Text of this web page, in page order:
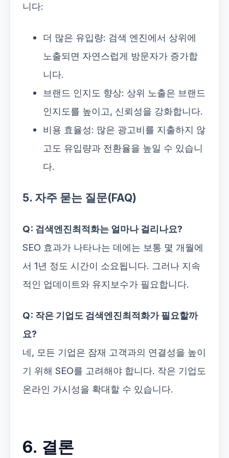
니다:
더 많은 유입량: 검색 엔진에서 상위에
노출되면 자연스럽게 방문자가 증가합
니다.
브랜드 인지도 향상: 상위 노출은 브랜드
인지도를 높이고, 신뢰성을 강화합니다.
비용 효율성: 많은 광고비를 지출하지 않
고도 유입량과 전환율을 높일 수 있습니
다.
5. 자주 묻는 질문(FAQ)
Q: 검색엔진최적화는 얼마나 걸리나요?
SEO 효과가 나타나는 데에는 보통 몇 개월에
서 1년 정도 시간이 소요됩니다. 그러나 지속
적인 업데이트와 유지보수가 필요합니다.
Q: 작은 기업도 검색엔진최적화가 필요할까
요?
네, 모든 기업은 잠재 고객과의 연결성을 높이
기 위해 SEO를 고려해야 합니다. 작은 기업도
온라인 가시성을 확대할 수 있습니다.
6. 결론